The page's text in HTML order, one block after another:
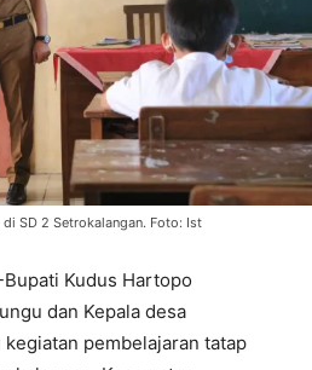
SD 2 Setrokalangan. Foto: Ist
Bupati Kudus Hartopo
dan Kepala desa
pembelajaran tatap